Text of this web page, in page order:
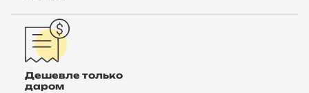
Дешевле только
даром